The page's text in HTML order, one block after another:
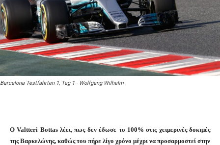
Barcelona Testfahrten 1, Tag 1 - Wolfgang Wilhelm
O Valtteri Bottas λέει, πως δεν έδωσε το 100% στις χειμερινές δοκιμές
της Βαρκελώνης, καθώς του πήρε λίγο χρόνο μέχρι να προσαρμοστεί στην